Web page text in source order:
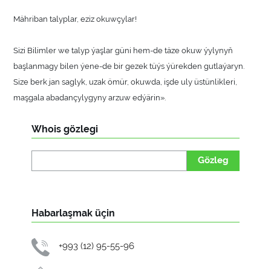
Mähriban talyplar, eziz okuwçylar!
Sizi Bilimler we talyp ýaşlar güni hem-de täze okuw ýylynyň
başlanmagy bilen ýene-de bir gezek tüýs ýürekden gutlaýaryn.
Size berk jan saglyk, uzak ömür, okuwda, işde uly üstünlikleri,
maşgala abadançylygyny arzuw edýärin».
Whois gözlegi
Gözleg
Habarlaşmak üçin
+993 (12) 95-55-96